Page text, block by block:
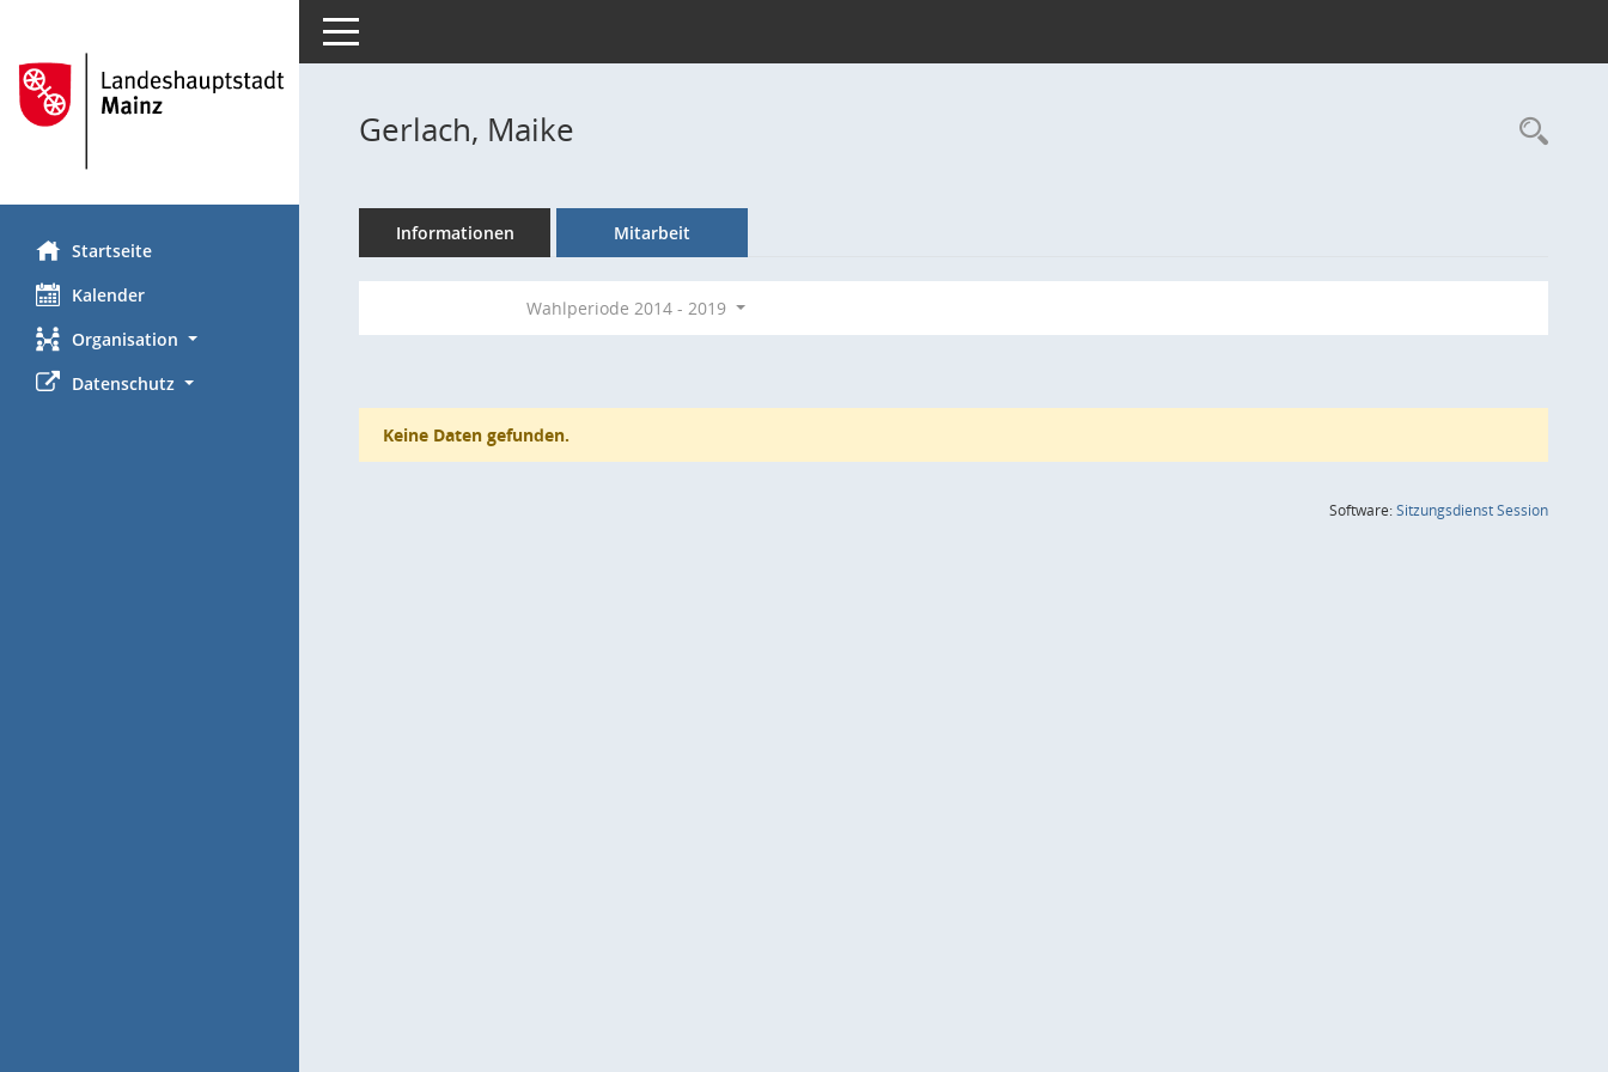
Startseite
Kalender
Organisation
Datenschutz
Toggle navigation
Gerlach, Maike
Informationen Mitarbeit
Wahlperiode 2014 - 2019
Keine Daten gefunden.
Software:SitzungsdienstSession(Wird in